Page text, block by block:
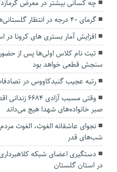
چه کسانی بیشتر در معرض
گرمای ۴۰ درجه در انتظار گلستانی‌ها
افزایش آمار بستری های کرونا در
ثبت نام کلاس اولی‌ها پس از حضور
سنجش قطعی خواهد بود
رتبه عجیب گنبدکاووس در
وقتی مسبب آزادی
صبر خانواده‌های شهدا هیچ می‌داند
نجوای عاشقانه الغوث، الغوث
شب‌های قدر
دستگیری اعضای شبکه کلاهبرداری
در استان گلستان